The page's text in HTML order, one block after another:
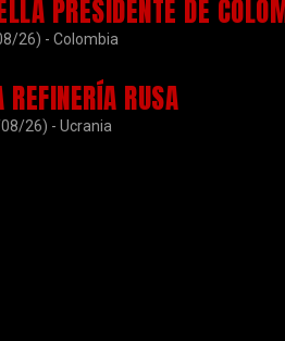
PRESIDENTE DE
26) - Colombia
REFINERÍA RUSA
26) - Ucrania